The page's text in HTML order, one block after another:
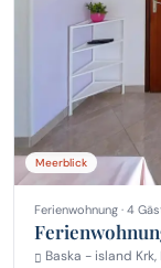
Meerblick
Ferienwohnung · 4
Baska - island Krk,